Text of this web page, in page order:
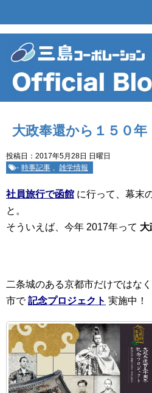
大政奉還から１５０年
投稿日：2017年5月28日 日曜日
- 時事記事 雑学情報
社員旅行で函館 に行って、幕末
と。
そういえば、今年 2017年って 大
二条城のある京都市だけではな
市で記念プロジェクト 実施中！